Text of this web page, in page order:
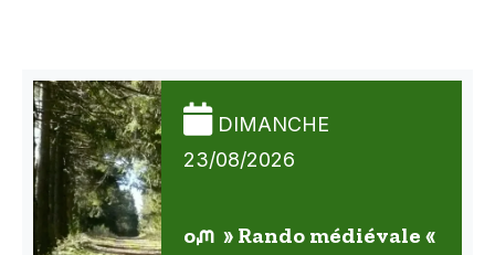
DIMANCHE
23/08/2026
oᘻ » Rando médiévale «